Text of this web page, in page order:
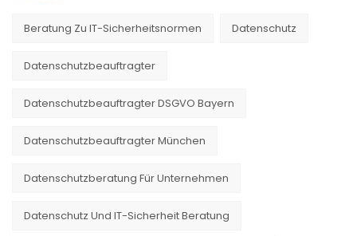
Beratung Zu IT-Sicherheitsnormen Datenschutz
Datenschutzbeauftragter
Datenschutzbeauftragter DSGVO Bayern
Datenschutzbeauftragter München
Datenschutzberatung Für Unternehmen
Datenschutz Und IT-Sicherheit Beratung